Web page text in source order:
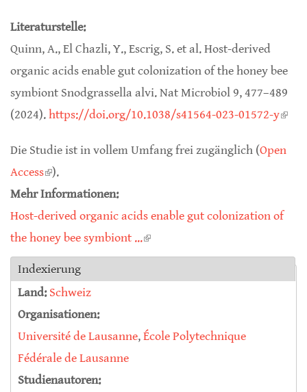
Literaturstelle:
Quinn, A., El Chazli, Y., Escrig, S. et al. Host-derived
organic acids enable gut colonization of the honey bee
symbiont Snodgrassella alvi. Nat Microbiol 9, 477–489
(2024).https://doi.org/10.1038/s41564-023-01572-y(link
Die Studie ist in vollem Umfang frei zugänglich (Open
Access(link is external)
).
Mehr Informationen:
Host-derived organic acids enable gut colonization of
the honey bee symbiont ...(link is external)
Indexierung
Land:Schweiz
Organisationen:
Université de Lausanne,École Polytechnique
Fédérale de Lausanne
Studienautoren: